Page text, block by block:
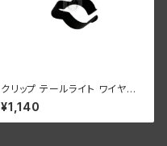
クリップ テールライト ワイヤー
配線 ハーレーダビッドソン 194
2-52年 WLA
¥1,140